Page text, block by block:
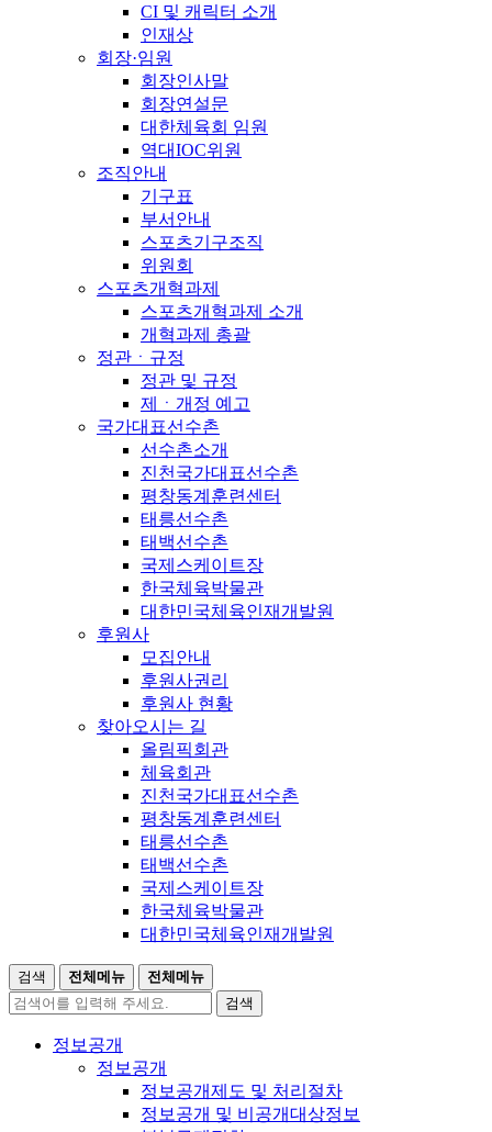
CI 및 캐릭터 소개
인재상
회장·임원
회장인사말
회장연설문
대한체육회 임원
역대IOC위원
조직안내
기구표
부서안내
스포츠기구조직
위원회
스포츠개혁과제
스포츠개혁과제 소개
개혁과제 총괄
정관ㆍ규정
정관 및 규정
제ㆍ개정 예고
국가대표선수촌
선수촌소개
진천국가대표선수촌
평창동계훈련센터
태릉선수촌
태백선수촌
국제스케이트장
한국체육박물관
대한민국체육인재개발원
후원사
모집안내
후원사권리
후원사 현황
찾아오시는 길
올림픽회관
체육회관
진천국가대표선수촌
평창동계훈련센터
태릉선수촌
태백선수촌
국제스케이트장
한국체육박물관
대한민국체육인재개발원
검색 전체메뉴
전체메뉴
검색
정보공개
정보공개
정보공개제도 및 처리절차
정보공개 및 비공개대상정보